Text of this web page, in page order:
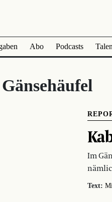
Abo Podcasts
Gänsehäufel
Im
Text: